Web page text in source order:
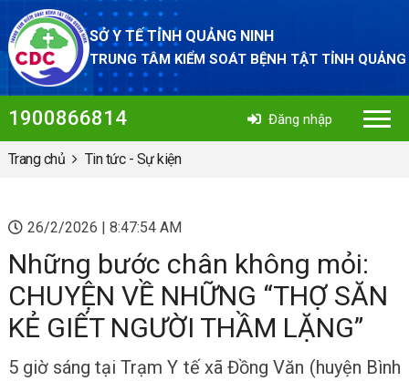
SỞ Y TẾ TỈNH QUẢNG NINH
TRUNG TÂM KIỂM SOÁT BỆNH TẬT TỈNH
Đăng nhập
1900866814
Trang chủ Tin tức - Sự kiện
26/2/2026 | 8:47:54 AM
Những bước chân không mỏi:
CHUYỆN VỀ NHỮNG “THỢ SĂN
KẺ GIẾT NGƯỜI THẦM LẶNG”
5 giờ sáng tại Trạm Y tế xã Đồng Văn (huyện Bình